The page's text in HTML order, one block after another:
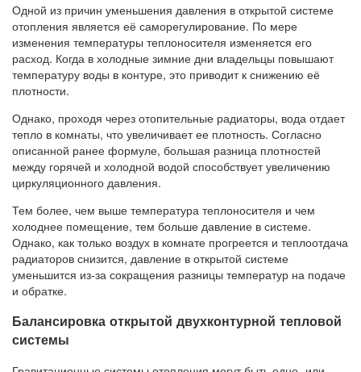
Одной из причин уменьшения давления в открытой системе
отопления является её саморегулирование. По мере
изменения температуры теплоносителя изменяется его
расход. Когда в холодные зимние дни владельцы повышают
температуру воды в контуре, это приводит к снижению её
плотности.
Однако, проходя через отопительные радиаторы, вода отдает
тепло в комнаты, что увеличивает ее плотность. Согласно
описанной ранее формуле, большая разница плотностей
между горячей и холодной водой способствует увеличению
циркуляционного давления.
Тем более, чем выше температура теплоносителя и чем
холоднее помещение, тем больше давление в системе.
Однако, как только воздух в комнате прогреется и теплоотдача
радиаторов снизится, давление в открытой системе
уменьшится из-за сокращения разницы температур на подаче
и обратке.
Балансировка открытой двухконтурной тепловой
системы